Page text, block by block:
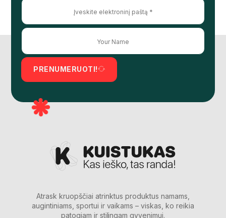
PRENUMERUOTI!
Atrask kruopščiai atrinktus produktus namams,
augintiniams, sportui ir vaikams – viskas, ko reikia
patogiam ir stilingam gyvenimui.